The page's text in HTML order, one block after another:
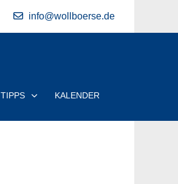
info@wollboerse.de
TIPPS KALENDER